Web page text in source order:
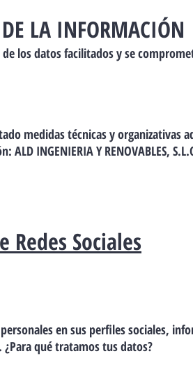
LA INFORMACIÓN
los datos facilitados y se
medidas técnicas y organizativas
INGENIERIA Y RENOVABLES,
Sociales
personales en sus perfiles sociales,
¿Para qué tratamos tus datos?